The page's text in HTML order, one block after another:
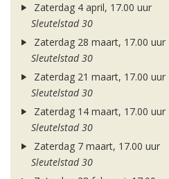
Zaterdag 4 april, 17.00 uur
Sleutelstad 30
Zaterdag 28 maart, 17.00 uur
Sleutelstad 30
Zaterdag 21 maart, 17.00 uur
Sleutelstad 30
Zaterdag 14 maart, 17.00 uur
Sleutelstad 30
Zaterdag 7 maart, 17.00 uur
Sleutelstad 30